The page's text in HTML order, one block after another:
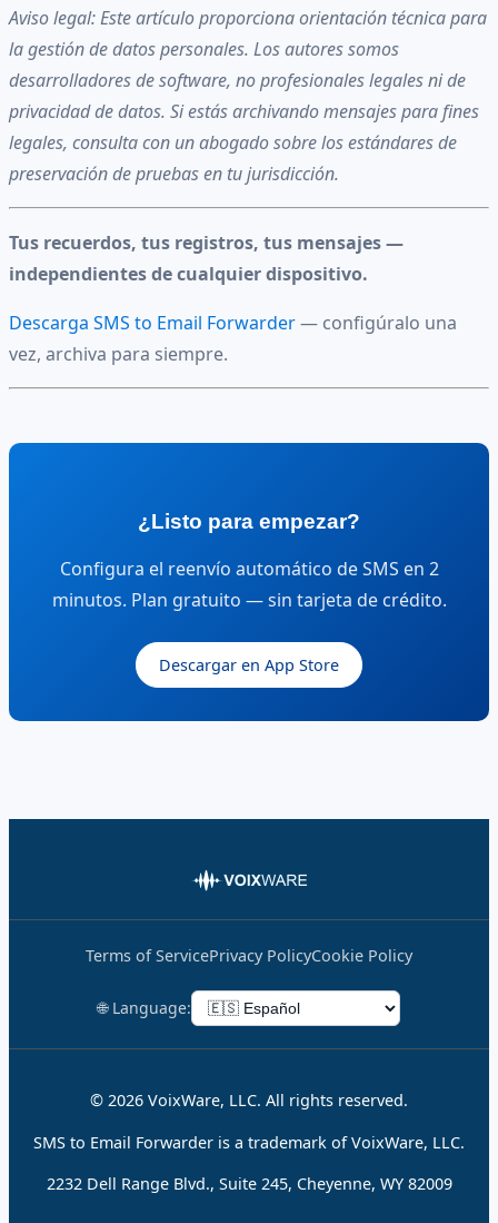
Aviso legal: Este artículo proporciona orientación técnica para
la gestión de datos personales. Los autores somos
desarrolladores de software, no profesionales legales ni de
privacidad de datos. Si estás archivando mensajes para fines
legales, consulta con un abogado sobre los estándares de
preservación de pruebas en tu jurisdicción.
Tus recuerdos, tus registros, tus mensajes —
independientes de cualquier dispositivo.
Descarga SMS to Email Forwarder— configúralo una
vez, archiva para siempre.
¿Listo para empezar?
Configura el reenvío automático de SMS en 2
minutos. Plan gratuito — sin tarjeta de crédito.
Descargar en App Store
Terms of ServicePrivacy PolicyCookie Policy
🌐 Language:
© 2026 VoixWare, LLC. All rights reserved.
SMS to Email Forwarder is a trademark of VoixWare, LLC.
2232 Dell Range Blvd., Suite 245, Cheyenne, WY 82009